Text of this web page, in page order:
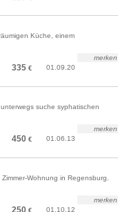
Küche, einem
335 € 01.09.20
merken
suche syphatischen
450 € 01.06.13
merken
Wohnung in Regensburg.
250 € 01.10.12
merken